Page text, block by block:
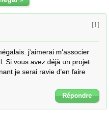
[ ! ]
j'aimerai m'associer
Si vous avez déjà un projet
je serai ravie d'en faire
Répondre